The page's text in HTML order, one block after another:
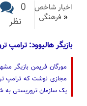
اخبار شاخص
« فرهنگی
0
نظر
بازیگر هالیوود:
مورگان فریمن بازیگر
مجازی نوشت که ترامپ
یک سازمان تروریستی به